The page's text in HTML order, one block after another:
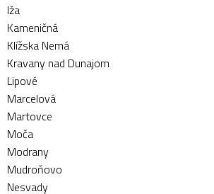
Iža
Kameničná
Klížska Nemá
Kravany nad Dunajom
Lipové
Marcelová
Martovce
Moča
Modrany
Mudroňovo
Nesvady